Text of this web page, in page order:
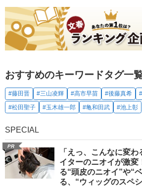
おすすめのキーワードタグ一
#藤田晋 #三山凌輝 #高市早苗 #後藤真希
#松田聖子
#玉木雄一郎 #亀和田武 #池上彰
SPECIAL
PR
「えっ、こんなに変
イターのニオイが激
る“頭皮のニオイ”や“
る、“ウィッグのスペ